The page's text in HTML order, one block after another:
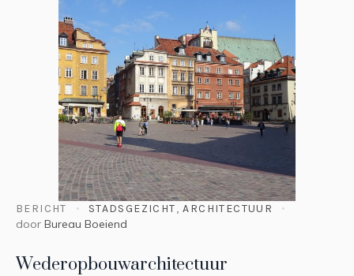
BERICHT STADSGEZICHT,ARCHITECTUUR
door Bureau Boeiend
Wederopbouwarchitectuur